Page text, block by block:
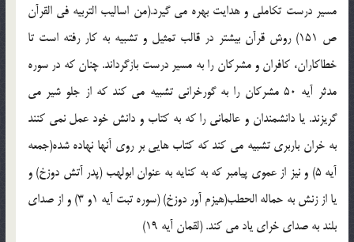
مسير درست تكاملي و هدايت بهره مي گيرد.(من اساليب التربيه في القرآن
ص 151) روش قرآن بيشتر در قالب تمثيل و تشبيه به كار رفته است تا
خطاكاران، كافران و مشركان را به مسير درست بازگرداند. چنان كه در سوره
مدثر آيه 50 مشركان را به گورخراني تشبيه مي كند كه از جلو شير مي
گريزند. يا دانشمندان و عالماني را كه به كتاب و دانش خود عمل نمي كنند
به خران باربري تشبيه مي كند كه كتاب هايي بر روي آنها نهاده شده(جمعه
آيه 5) و نيز از عموي پيامبر كه به كنايه به عنوان ابولهب (پدر آتش دوزخ) و
يا از زنش به حماله الحطب(هيزم آور دوزخ) (سوره تبت آيه 1و 3) و از صداي
بلند به صداي خراي ياد مي كند. (لقمان آيه 19)